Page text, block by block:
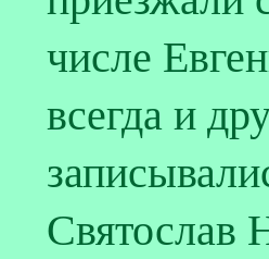
числе
всегда и
Святослав